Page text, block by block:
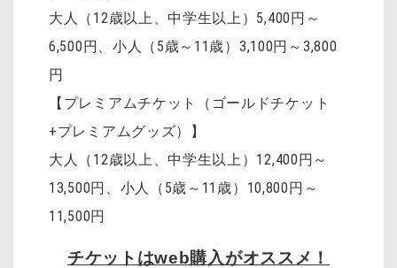
大人（12歳以上、中学生以上）5,400円～
6,500円、小人（5歳～11歳）3,100円～3,800
円
【プレミアムチケット（ゴールドチケット
+プレミアムグッズ）】
大人（12歳以上、中学生以上）12,400円～
13,500円、小人（5歳～11歳）10,800円～
11,500円
チケットはweb購入がオススメ！